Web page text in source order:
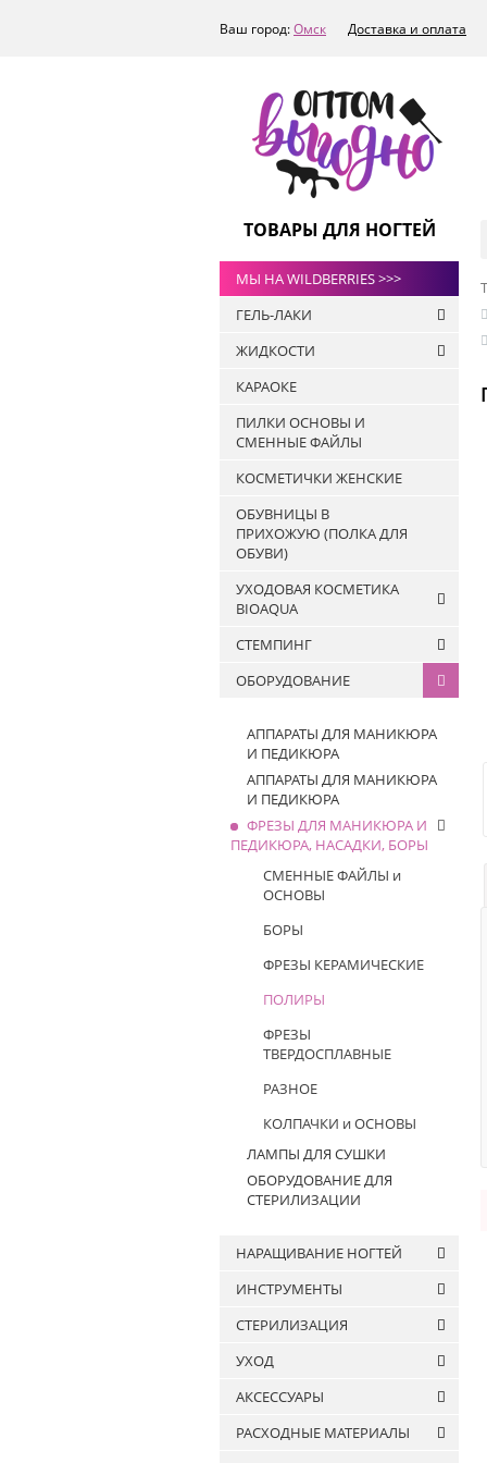
Ваш город:Омск Доставка и оплата
ТОВАРЫ ДЛЯ НОГТЕЙ
МЫ НА WILDBERRIES >>>
ГЕЛЬ-ЛАКИ
ТОПЫ
ART-A
БАЗЫ
ПРАЙМЕРЫ
ЖИДКОСТИ
Жидкости для
обезжиривания ногтей и
снятия липкого слоя
кистей
КАРАОКЕ
ПИЛКИ ОСНОВЫ И
СМЕННЫЕ ФАЙЛЫ
КОСМЕТИЧКИ ЖЕНСКИЕ
ОБУВНИЦЫ В
ПРИХОЖУЮ (ПОЛКА ДЛЯ
ОБУВИ)
УХОДОВАЯ КОСМЕТИКА
BIOAQUA
Маски
Крема
Пенки
Лосьоны и тонеры
Разное
Для волос
СТЕМПИНГ
стемпинга
ОБОРУДОВАНИЕ
АППАРАТЫ ДЛЯ МАНИКЮРА
И ПЕДИКЮРА
АППАРАТЫ ДЛЯ МАНИКЮРА
И ПЕДИКЮРА
ФРЕЗЫ ДЛЯ МАНИКЮРА И
ПЕДИКЮРА, НАСАДКИ, БОРЫ
СМЕННЫЕ ФАЙЛЫ и
ОСНОВЫ
БОРЫ
ФРЕЗЫ КЕРАМИЧЕСКИЕ
ПОЛИРЫ
ФРЕЗЫ
ТВЕРДОСПЛАВНЫЕ
РАЗНОЕ
КОЛПАЧКИ и ОСНОВЫ
ЛАМПЫ ДЛЯ СУШКИ
ОБОРУДОВАНИЕ ДЛЯ
СТЕРИЛИЗАЦИИ
НАРАЩИВАНИЕ НОГТЕЙ
Полигель
Формы для ногтей
ИНСТРУМЕНТЫ
Кусачки
Ножницы
Пушеры
СТЕРИЛИЗАЦИЯ
Пакеты для стерилизации
УХОД
Уход за руками
АКСЕССУАРЫ
РАСХОДНЫЕ МАТЕРИАЛЫ